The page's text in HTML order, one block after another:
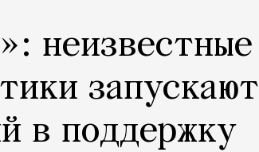
неизвестные
запускают
в поддержку